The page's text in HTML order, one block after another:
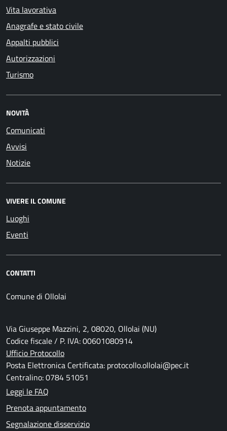
Vita lavorativa
Anagrafe e stato civile
Appalti pubblici
Autorizzazioni
Turismo
NOVITÀ
Comunicati
Avvisi
Notizie
VIVERE IL COMUNE
Luoghi
Eventi
CONTATTI
Comune di Ollolai
Via Giuseppe Mazzini, 2, 08020, Ollolai (NU)
Codice fiscale / P. IVA: 00601080914
Ufficio Protocollo
Posta Elettronica Certificata: protocollo.ollolai@pec.it
Centralino: 0784 51051
Leggi le FAQ
Prenota appuntamento
Segnalazione disservizio